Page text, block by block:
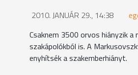
2010. JANUÁR 29., 14:38
Csaknem 3500 orvos hiányzik
szakápolókból is. A
enyhítsék a szakemberhiányt.